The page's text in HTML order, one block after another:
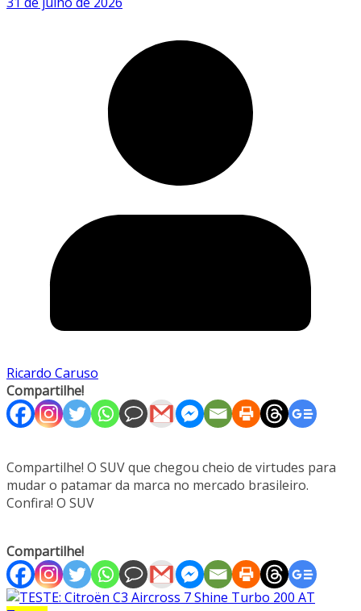
Ricardo Caruso
Compartilhe!
Compartilhe! O SUV que chegou cheio de virtudes para
mudar o patamar da marca no mercado brasileiro.
Confira! O SUV
Compartilhe!